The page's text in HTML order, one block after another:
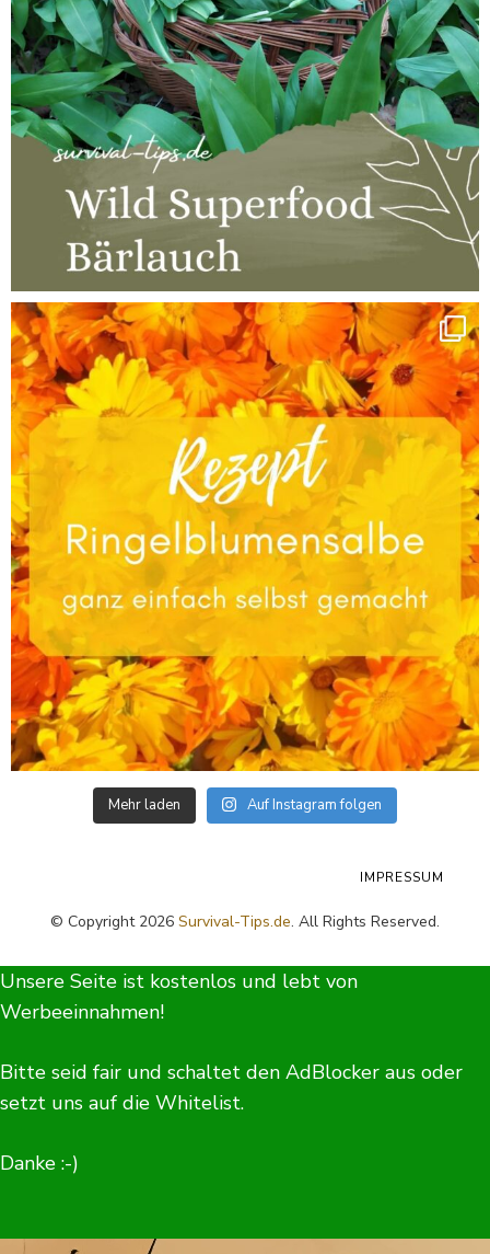
Mehr laden Auf Instagram folgen
© Copyright 2026 Survival-Tips.de. All Rights Reserved.
IMPRESSUM
Unsere Seite ist kostenlos und lebt von
Werbeeinnahmen!
Bitte seid fair und schaltet den AdBlocker aus oder
setzt uns auf die Whitelist.
Danke :-)